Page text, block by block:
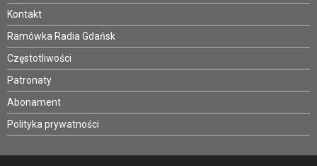
Kontakt
Ramówka Radia Gdańsk
Częstotliwości
Patronaty
Abonament
Polityka prywatności